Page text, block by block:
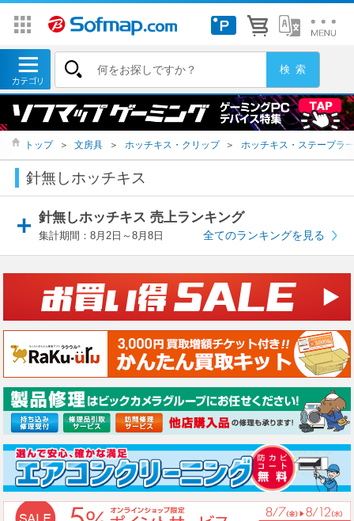
トップ ＞ 文房具 ＞ ホッチキス・クリップ ＞ ホッチキス・ステープラー
針無しホッチキス
針無しホッチキス 売上ランキング
集計期間：8月2日～8月8日 全てのランキングを見る